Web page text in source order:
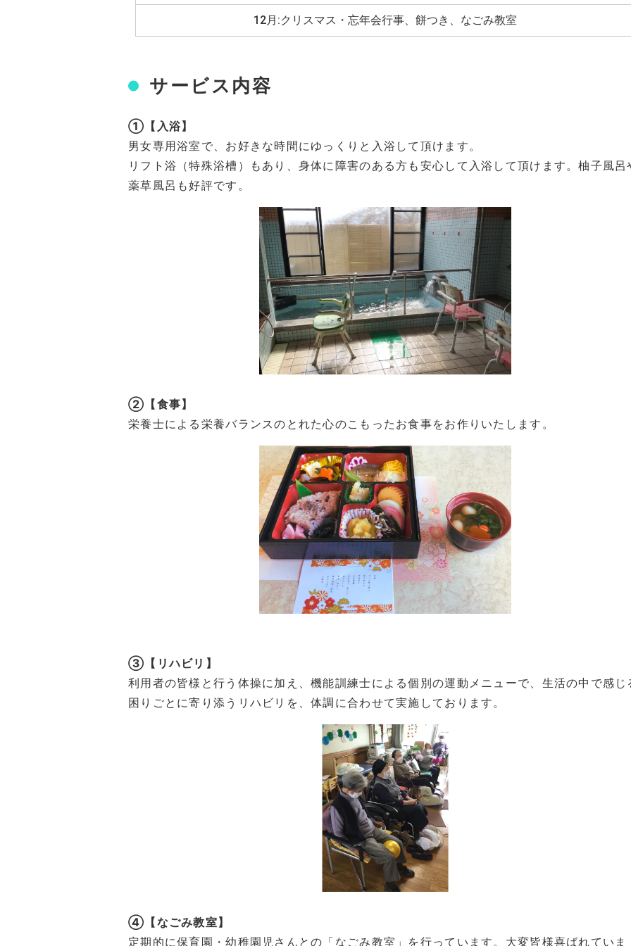
12月:クリスマス・忘年会行事、餅つき、なごみ教室
サービス内容
①【入浴】
男女専用浴室で、お好きな時間にゆっくりと入浴して頂けます。
リフト浴（特殊浴槽）もあり、身体に障害のある方も安心して入浴して頂けます。柚子風呂
薬草風呂も好評です。
②【食事】
栄養士による栄養バランスのとれた心のこもったお食事をお作りいたします。
③【リハビリ】
利用者の皆様と行う体操に加え、機能訓練士による個別の運動メニューで、生活の中で感じ
困りごとに寄り添うリハビリを、体調に合わせて実施しております。
④【なごみ教室】
定期的に保育園・幼稚園児さんとの「なごみ教室」を行っています。大変皆様喜ばれていま